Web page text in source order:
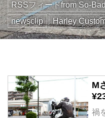
RSSフィードfrom So-
newsclip
Harley
M
禍